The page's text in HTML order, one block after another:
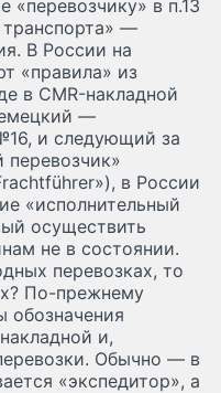
«перевозчику» в п.13
транспорта» —
В России на
«правила» из
в CMR-накладной
—
и следующий за
в России
«исполнительный
осуществить
не в состоянии.
перевозках, то
По-прежнему
обозначения
и,
Обычно — в
«экспедитор», а